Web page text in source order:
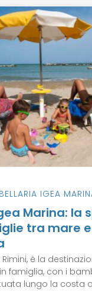
BELLARIA IGEA
Marina: la
tra mare
Rimini, è la
famiglia, con i
lungo la costa